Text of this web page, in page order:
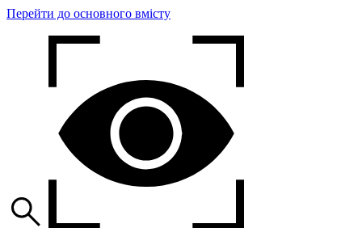
Перейти до основного вмісту